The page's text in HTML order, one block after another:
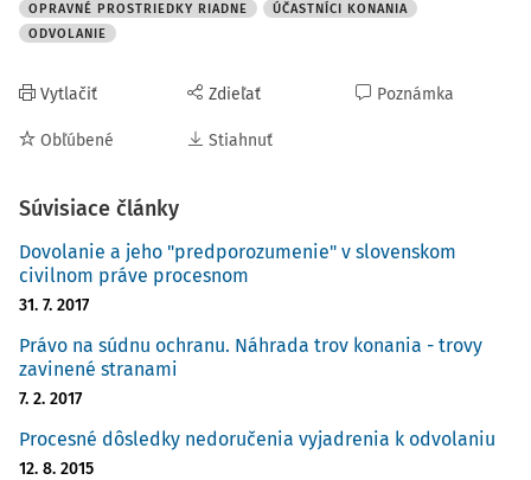
OPRAVNÉ PROSTRIEDKY RIADNE
ÚČASTNÍCI KONANIA
ODVOLANIE
Vytlačiť
Obľúbené
Zdieľať
Stiahnuť
Poznámka
Súvisiace články
Dovolanie a jeho "predporozumenie" v slovenskom
civilnom práve procesnom
31. 7. 2017
Právo na súdnu ochranu. Náhrada trov konania - trovy
zavinené stranami
7. 2. 2017
Procesné dôsledky nedoručenia vyjadrenia k odvolaniu
12. 8. 2015